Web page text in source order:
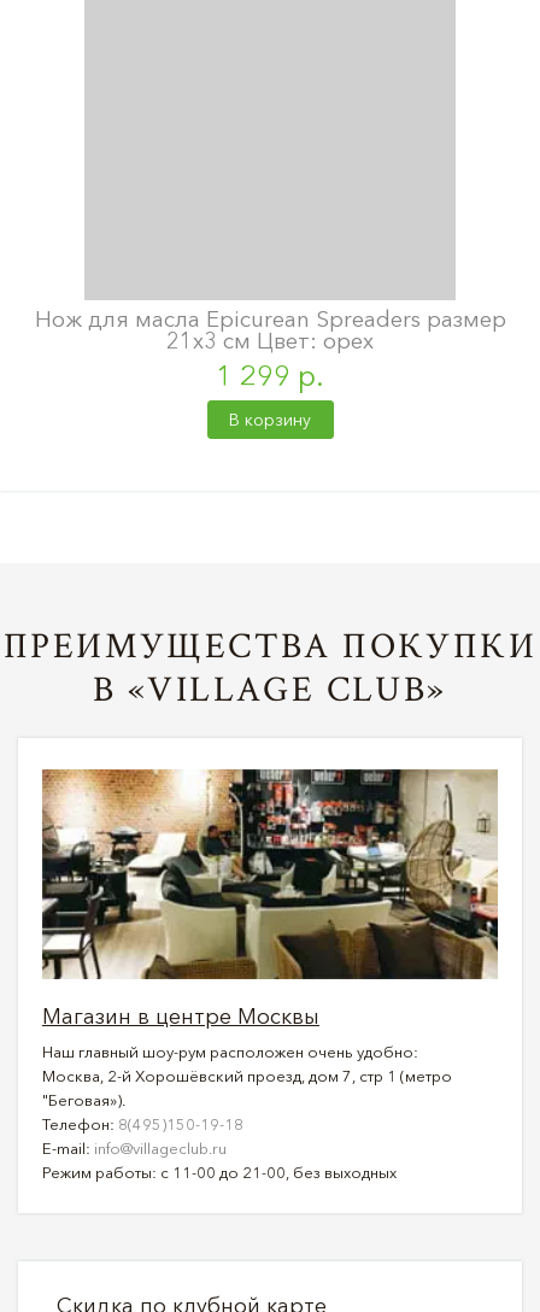
Нож для масла Epicurean Spreaders размер
21х3 см Цвет: орех
1 299 р.
В корзину
ПРЕИМУЩЕСТВА ПОКУПКИ
В «VILLAGE CLUB»
Магазин в центре Москвы
Наш главный шоу-рум расположен очень удобно:
Москва, 2-й Хорошёвский проезд, дом 7, стр 1 (метро
"Беговая»).
Телефон: 8(495)150-19-18
E-mail: info@villageclub.ru
Режим работы: с 11-00 до 21-00, без выходных
Скидка по клубной карте